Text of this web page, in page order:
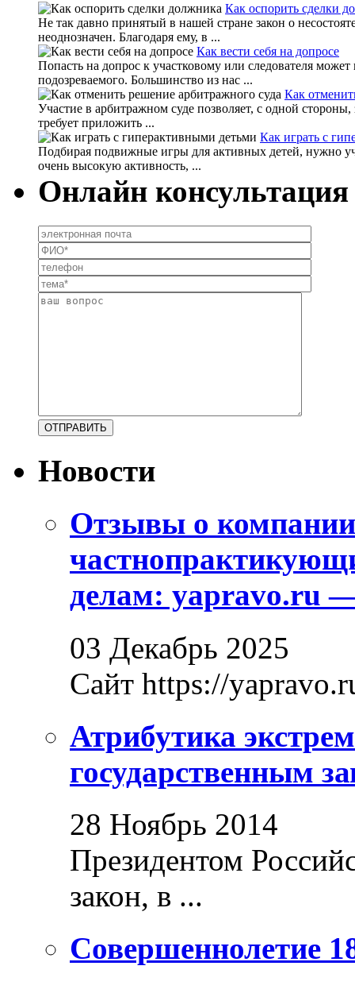
Как оспорить сделки
Не так давно принятый в нашей стране закон о
неоднозначен. Благодаря ему, в ...
Как вести себя на допросе
Попасть на допрос к участковому или следователя
подозреваемого. Большинство из нас ...
Как
Участие в арбитражном суде позволяет, с одной
требует приложить ...
Как играть с
Подбирая подвижные игры для активных детей, нужно
очень высокую активность, ...
Онлайн консультация
Новости
Отзывы о
делам: yapravo.ru
03 Декабрь 2025
Сайт https://
Атрибутика
государственным
28 Ноябрь 2014
Президентом
закон, в ...
Совершеннолетие